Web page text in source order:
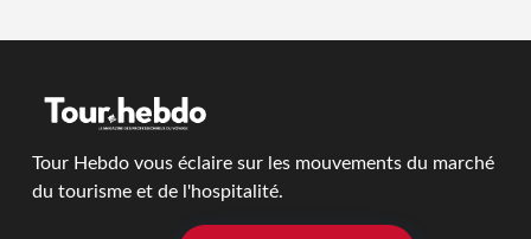
Tour Hebdo vous éclaire sur les mouvements du marché
du tourisme et de l'hospitalité.